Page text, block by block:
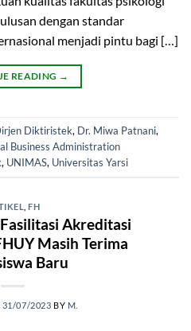
dengan standar
menjadi pintu bagi […]
READING →
Diktiristek, Dr. Miwa Patnani,
Business Administration
, UNIMAS, Universitas Yarsi
,FH
Akreditasi
Masih Terima
Baru
31/07/2023 BY M.